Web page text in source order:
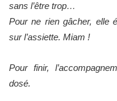
sans l’être trop…
Pour ne rien gâcher, elle
sur l’assiette. Miam !
Pour finir,
dosé.